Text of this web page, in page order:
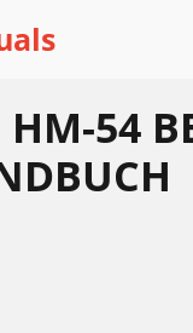
HM-54